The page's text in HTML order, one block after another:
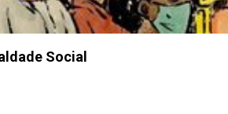
Social